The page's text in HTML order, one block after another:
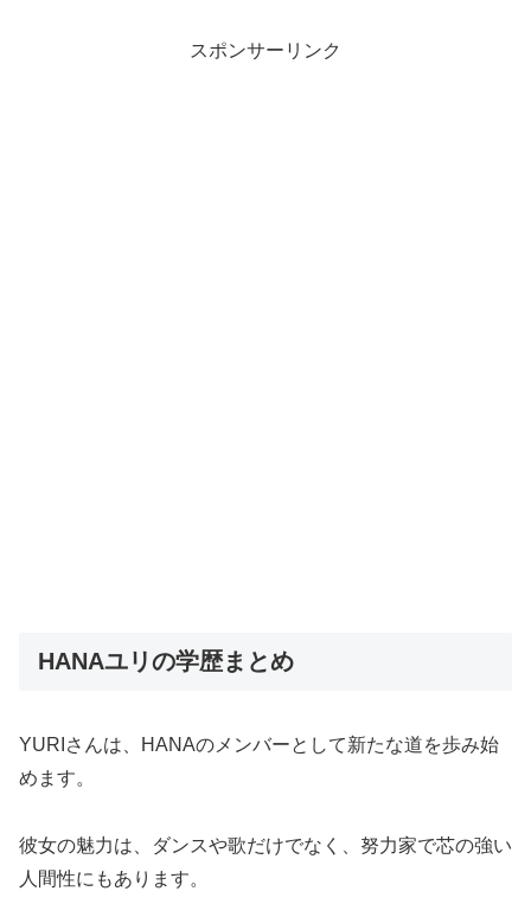
スポンサーリンク
HANAユリの学歴まとめ
YURIさんは、HANAのメンバーとして新たな道を歩み始
めます。
彼女の魅力は、ダンスや歌だけでなく、努力家で芯の強い
人間性にもあります。